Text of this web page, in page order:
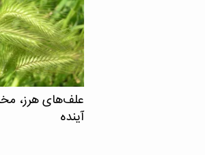
علف‌های هرز،
آینده